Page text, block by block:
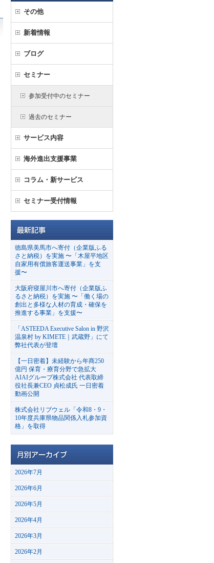
その他
新着情報
ブログ
セミナー
参加受付中のセミナー
過去のセミナー
サービス内容
海外進出支援事業
コラム・新サービス
セミナー受付情報
徳島県美馬市へ寄付（企業版ふる
さと納税）を実施 〜「木屋平地区
自家用有償旅客運送事業」を支
援〜
大阪府寝屋川市へ寄付（企業版ふ
るさと納税）を実施 〜「働く場の
創出と多様な人材の育成・確保を
推進する事業」を支援〜
「ASTEEDA Executive Salon in 野沢
温泉村 by KIMETE｜武蔵野」にて
弊社代表が登壇
【一日密着】未経験から年商250
億円 保育・療育分野で急拡大
AIAIグループ株式会社 代表取締
役社長兼CEO 貞松成氏 一日密着
動画公開
株式会社リブウェル「令和8・9・
10年度兵庫県物品関係入札参加資
格」を取得
2026年7月
2026年6月
2026年5月
2026年4月
2026年3月
2026年2月